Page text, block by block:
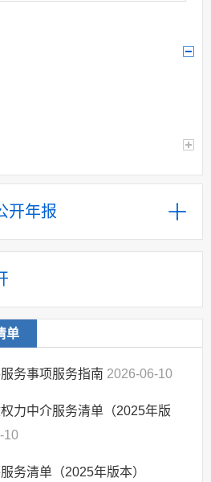
开年报
单
务事项服务指南 2026-06-10
力中介服务清单（2025年版
10
务清单（2025年版本）